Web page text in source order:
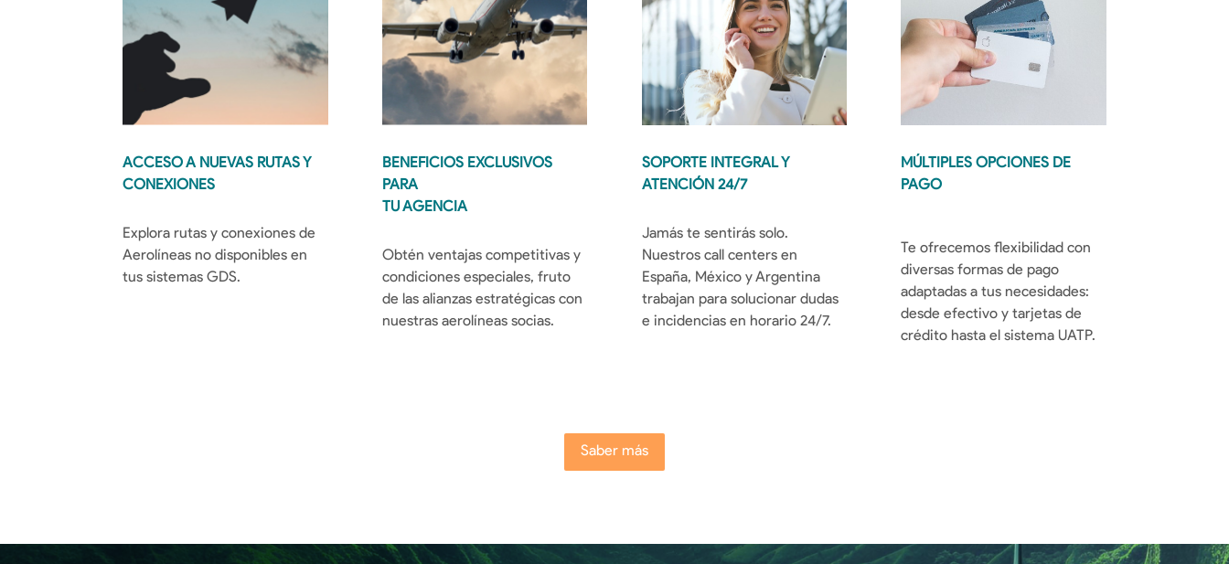
ACCESO A NUEVAS RUTAS Y
CONEXIONES
Explora rutas y conexiones de
Aerolíneas no disponibles en
tus sistemas GDS.
BENEFICIOS EXCLUSIVOS
PARA
TU AGENCIA
Obtén ventajas competitivas y
condiciones especiales, fruto
de las alianzas estratégicas con
nuestras aerolíneas socias.
SOPORTE INTEGRAL Y
ATENCIÓN 24/7
Jamás te sentirás solo.
Nuestros call centers en
España, México y Argentina
trabajan para solucionar dudas
e incidencias en horario 24/7.
MÚLTIPLES OPCIONES DE
PAGO
Te ofrecemos flexibilidad con
diversas formas de pago
adaptadas a tus necesidades:
desde efectivo y tarjetas de
crédito hasta el sistema UATP.
Saber más